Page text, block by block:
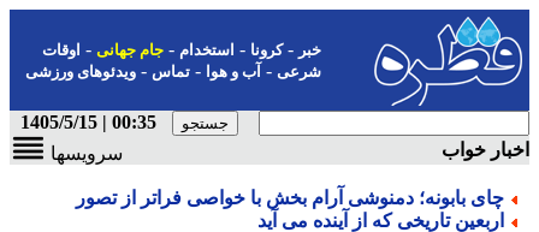
-کرونا-استخدام- جام جهانی-اوقات
شرعی-آب و هوا-تماس-ویدئوهای ورزشی
00:35 | 1405/5/15
خواب
سرویسها
چای بابونه؛ دمنوشی آرام بخش با خواصی فراتر از تصور
اربعین تاریخی که از آینده می آید